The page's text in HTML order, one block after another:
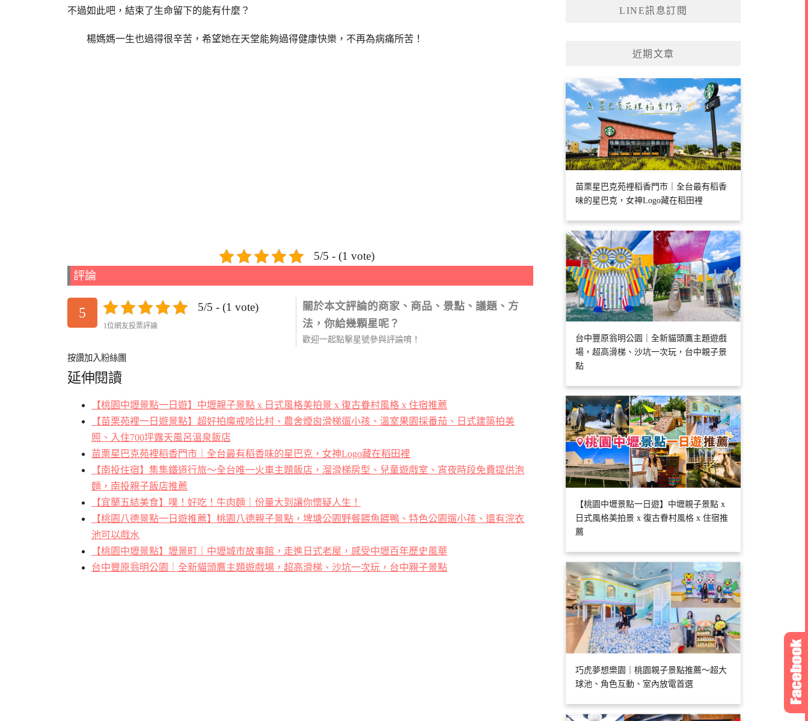
不過如此吧，結束了生命留下的能有什麼？
楊媽媽一生也過得很辛苦，希望她在天堂能夠過得健康快樂，不再為病痛所苦！
5/5 - (1 vote)
評論
5 5/5 - (1 vote)
1位網友投票評論
關於本文評論的商家、商品、景點、議題、方
法，你給幾顆星呢？
歡迎一起點擊星號參與評論唷！
按讚加入粉絲團
延伸閱讀
【桃園中壢景點一日遊】中壢親子景點 x 日式風格美拍景 x 復古眷村風格 x 住宿推薦
【苗栗苑裡一日遊景點】超好拍魔戒哈比村、農舍煙囪滑梯遛小孩、溫室果園採番茄、日式建築拍美
照、入住700坪露天風呂溫泉飯店
苗栗星巴克苑裡稻香門市｜全台最有稻香味的星巴克，女神Logo藏在稻田裡
【南投住宿】集集鐵道行旅～全台唯一火車主題飯店，溜滑梯房型、兒童遊戲室、宵夜時段免費提供泡
麵，南投親子飯店推薦
【宜蘭五結美食】噗！好吃！牛肉麵｜份量大到讓你懷疑人生！
【桃園八德景點一日遊推薦】桃園八德親子景點，埤塘公園野餐餵魚餵鴨、特色公園遛小孩、還有浣衣
池可以戲水
【桃園中壢景點】壢景町｜中壢城市故事館，走進日式老屋，感受中壢百年歷史風華
台中豐原翁明公園｜全新貓頭鷹主題遊戲場，超高滑梯、沙坑一次玩，台中親子景點
LINE訊息訂閱
近期文章
苗栗星巴克苑裡稻香門市｜全台最有稻香
味的星巴克，女神Logo藏在稻田裡
台中豐原翁明公園｜全新貓頭鷹主題遊戲
場，超高滑梯、沙坑一次玩，台中親子景
點
【桃園中壢景點一日遊】中壢親子景點 x
日式風格美拍景 x 復古眷村風格 x 住宿推
薦
巧虎夢想樂園｜桃園親子景點推薦～超大
球池、角色互動、室內放電首選